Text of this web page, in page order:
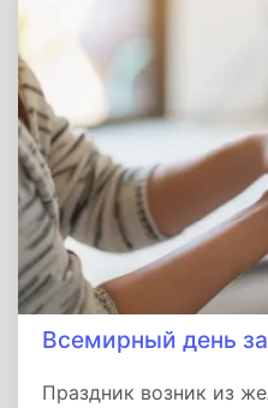
общества,
устойчивого
к решению этой
«Безопасность
каждого!».
Всемирный день
Праздник возник из